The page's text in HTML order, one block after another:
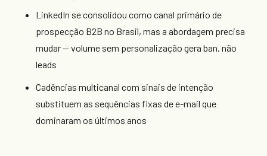
LinkedIn se consolidou como canal primário de
prospecção B2B no Brasil, mas a abordagem precisa
mudar — volume sem personalização gera ban, não
leads
Cadências multicanal com sinais de intenção
substituem as sequências fixas de e-mail que
dominaram os últimos anos